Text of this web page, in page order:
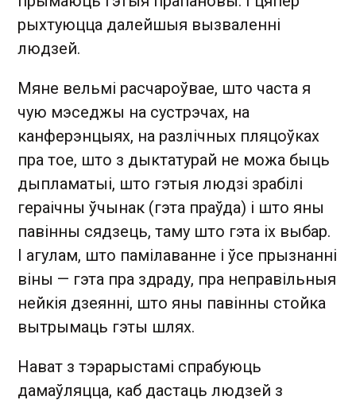
рыхтуюцца далейшыя вызваленні
людзей.
Мяне вельмі расчароўвае, што часта я
чую мэседжы на сустрэчах, на
канферэнцыях, на разлічных пляцоўках
пра тое, што з дыктатурай не можа быць
дыпламатыі, што гэтыя людзі зрабілі
гераічны ўчынак (гэта праўда) і што яны
павінны сядзець, таму што гэта іх выбар.
І агулам, што памілаванне і ўсе прызнанні
віны — гэта пра здраду, пра неправільныя
нейкія дзеянні, што яны павінны стойка
вытрымаць гэты шлях.
Нават з тэрарыстамі спрабуюць
дамаўляцца, каб дастаць людзей з